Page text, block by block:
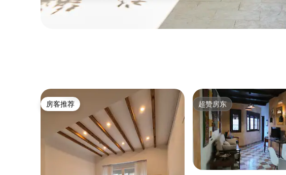
房客推荐
房客推荐 超赞房东
超赞房东